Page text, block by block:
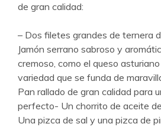
de gran calidad:
– Dos filetes grandes de ternera
Jamón serrano sabroso y
cremoso, como el queso
variedad que se funda de
Pan rallado de gran calidad para
perfecto- Un chorrito de aceite
Una pizca de sal y una pizca de